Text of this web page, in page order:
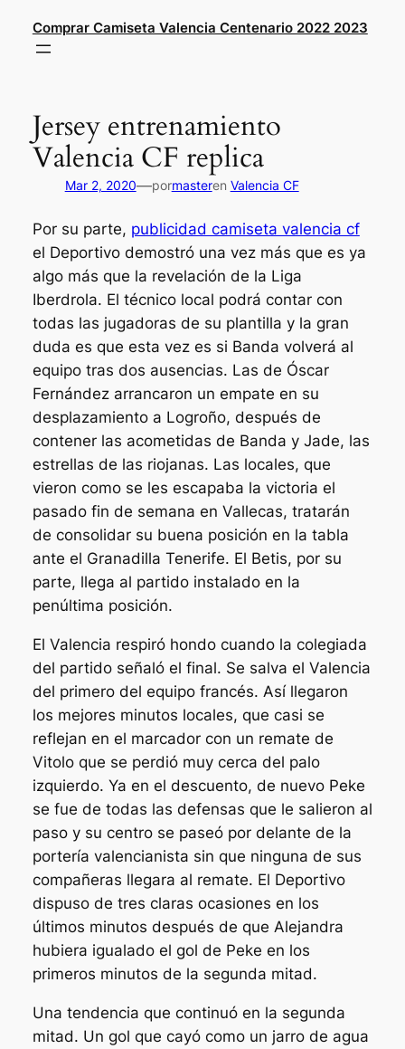
contenido
Comprar Camiseta Valencia Centenario 2022 2023
Jersey entrenamiento
Valencia CF replica
Mar 2, 2020—pormasteren Valencia CF
Por su parte, publicidad camiseta valencia cf
el Deportivo demostró una vez más que es ya
algo más que la revelación de la Liga
Iberdrola. El técnico local podrá contar con
todas las jugadoras de su plantilla y la gran
duda es que esta vez es si Banda volverá al
equipo tras dos ausencias. Las de Óscar
Fernández arrancaron un empate en su
desplazamiento a Logroño, después de
contener las acometidas de Banda y Jade, las
estrellas de las riojanas. Las locales, que
vieron como se les escapaba la victoria el
pasado fin de semana en Vallecas, tratarán
de consolidar su buena posición en la tabla
ante el Granadilla Tenerife. El Betis, por su
parte, llega al partido instalado en la
penúltima posición.
El Valencia respiró hondo cuando la colegiada
del partido señaló el final. Se salva el Valencia
del primero del equipo francés. Así llegaron
los mejores minutos locales, que casi se
reflejan en el marcador con un remate de
Vitolo que se perdió muy cerca del palo
izquierdo. Ya en el descuento, de nuevo Peke
se fue de todas las defensas que le salieron al
paso y su centro se paseó por delante de la
portería valencianista sin que ninguna de sus
compañeras llegara al remate. El Deportivo
dispuso de tres claras ocasiones en los
últimos minutos después de que Alejandra
hubiera igualado el gol de Peke en los
primeros minutos de la segunda mitad.
Una tendencia que continuó en la segunda
mitad. Un gol que cayó como un jarro de agua